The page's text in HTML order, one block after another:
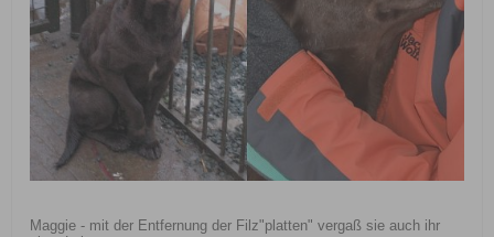
Maggie - mit der Entfernung der Filz"platten" vergaß sie auch ihr